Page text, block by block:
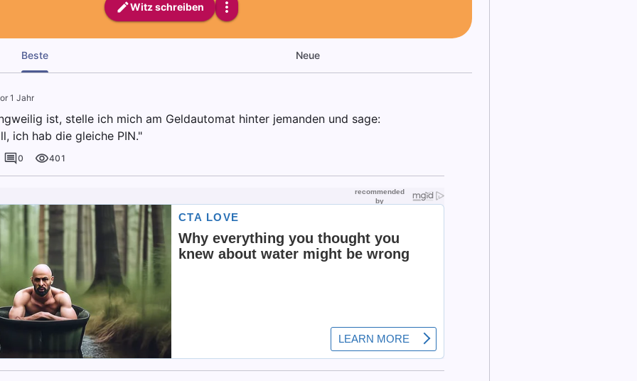
Witz schreiben
Beste Neue
1 Jahr
ist, stelle ich mich am Geldautomat hinter jemanden und sage:
ich hab die gleiche PIN."
0 401